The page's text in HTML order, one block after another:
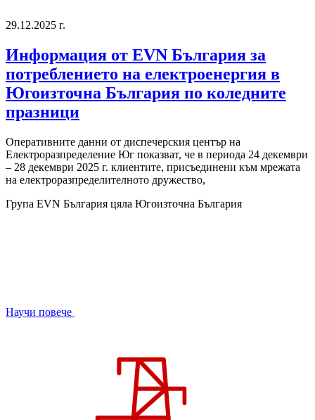
29.12.2025 г.
Информация от EVN България за
потреблението на електроенергия в
Югоизточна България по коледните
празници
Оперативните данни от диспечерския център на
Електроразпределение Юг показват, че в периода 24 декември
– 28 декември 2025 г. клиентите, присъединени към мрежата
на електроразпределителното дружество,
Група EVN България цяла Югоизточна България
Научи повече